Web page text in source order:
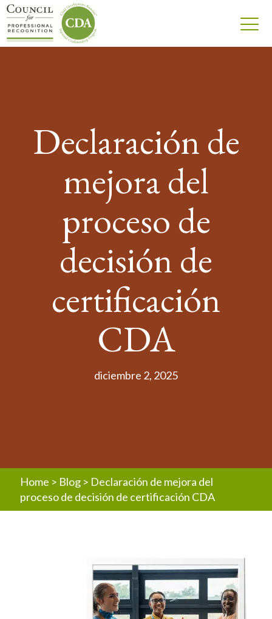
Declaración de
mejora del
proceso de
decisión de
certificación
CDA
diciembre 2, 2025
Home > Blog > Declaración de mejora del
proceso de decisión de certificación CDA